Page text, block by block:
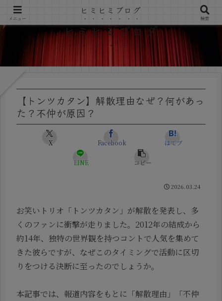
ヒミヒミブログ
【トンツカタン】解散理由なぜ？何があっ
た？不仲が原因？
X Facebook はてブ
LINE コピー
2026.03.24
お笑いトリオ「トンツカタン」が解散を発表し、多
くのファンに衝撃が走りました。2012年の結成から
約14年、独特の世界観を持つコントで人気を集めて
きた彼らですが、なぜこのタイミングで活動に区切
りをつける決断に至ったのでしょうか。
本記事では、報道内容をもとに「解散理由」「不仲
メニュー
ヒミヒミブログ
検索